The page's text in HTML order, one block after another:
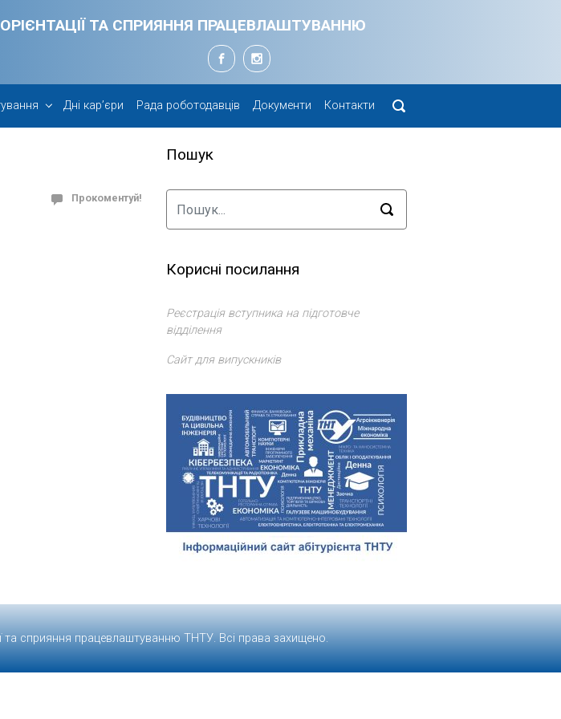
ТА СПРИЯННЯ ПРАЦЕВЛАШТУВАННЮ
Дні кар’єри Рада роботодавців Документи Контакти
Прокоментуй!
Пошук
Корисні посилання
Реєстрація вступника на підготовче
відділення
Сайт для випускників
та сприяння працевлаштуванню ТНТУ. Всі права захищено.